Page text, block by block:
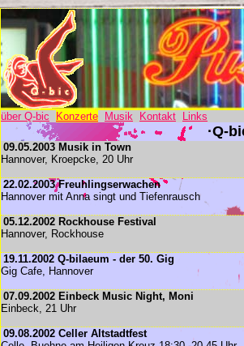
über Q-bic Konzerte Musik Kontakt Links
·Q-
09.05.2003 Musik in Town
Hannover, Kroepcke, 20 Uhr
22.02.2003 Freuhlingserwachen
Hannover mit Anna singt und Tiefenrausch
05.12.2002 Rockhouse Festival
Hannover, Rockhouse
19.11.2002 Q-bilaeum - der 50. Gig
Gig Cafe, Hannover
07.09.2002 Einbeck Music Night, Moni
Einbeck, 21 Uhr
09.08.2002 Celler Altstadtfest